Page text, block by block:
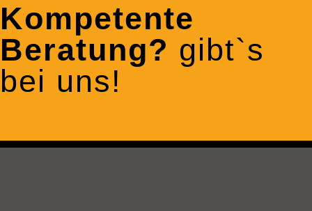
Kompetente
Beratung? gibt`s
bei uns!